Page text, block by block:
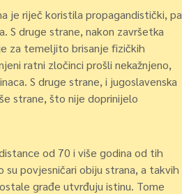
je riječ koristila propagandistički, pa
druge strane, nakon završetka
za temeljito brisanje fizičkih
ratni zločinci prošli nekažnjeno,
S druge strane, i jugoslavenska
strane, što nije doprinijelo
od 70 i više godina od tih
povjesničari obiju strana, a takvih
građe utvrđuju istinu. Tome